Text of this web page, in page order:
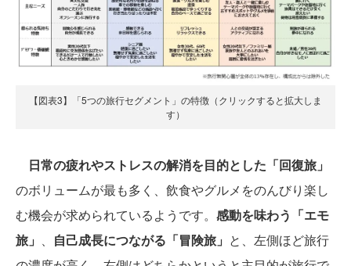
【図表3】「5つの旅行セグメント」の特徴（クリックすると拡大しま
す）
日常の疲れやストレスの解消を目的とした「回復旅」
のボリュームが最も多く、飲食やグルメをのんびり楽し
む機会が求められているようです。 感動を味わう「エモ
旅」 、 自己成長につながる「冒険旅」 と、左側ほど旅行